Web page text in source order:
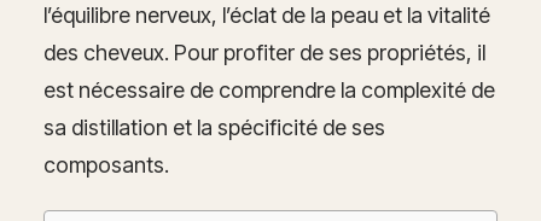
l’équilibre nerveux, l’éclat de la peau et la vitalité
des cheveux. Pour profiter de ses propriétés, il
est nécessaire de comprendre la complexité de
sa distillation et la spécificité de ses
composants.